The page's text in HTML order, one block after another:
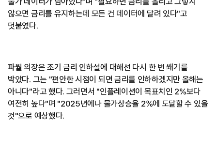
않으면 금리를 유지하는데 모든 건 데이터에 달려 있다"고
덧붙였다.
파월 의장은 조기 금리 인하설에 대해선 다시 한 번 쐐기를
박았다. 그는 "편안한 시점이 되면 금리를 인하하겠지만 올해는
아니다"라고 했다. 그러면서 "인플레이션이 목표치인 2%보다
여전히 높다"며 "2025년에나 물가상승율 2%에 도달할 수 있을
것"으로 예상했다.